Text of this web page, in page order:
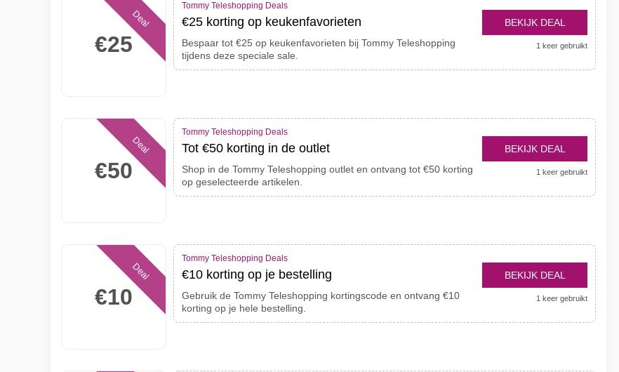
€25
Deal
Tommy Teleshopping Deals
€25 korting op keukenfavorieten
Bespaar tot €25 op keukenfavorieten bij Tommy Teleshopping
tijdens deze speciale sale.
BEKIJK DEAL
1 keer gebruikt
€50
Deal
Tommy Teleshopping Deals
Tot €50 korting in de outlet
Shop in de Tommy Teleshopping outlet en ontvang tot €50 korting
op geselecteerde artikelen.
BEKIJK DEAL
1 keer gebruikt
€10
Deal
Tommy Teleshopping Deals
€10 korting op je bestelling
Gebruik de Tommy Teleshopping kortingscode en ontvang €10
korting op je hele bestelling.
BEKIJK DEAL
1 keer gebruikt